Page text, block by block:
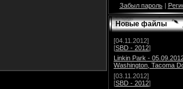
Забыл пароль|
Новые файлы
[04.11.2012]
[SBD - 2012]
Linkin Park -
Washington, Tacoma
[03.11.2012]
[SBD - 2012]